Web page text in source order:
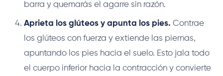
barra y quemarás el agarre sin razón.
Aprieta los glúteos y apunta los pies. Contrae
los glúteos con fuerza y extiende las piernas,
apuntando los pies hacia el suelo. Esto jala todo
el cuerpo inferior hacia la contracción y convierte